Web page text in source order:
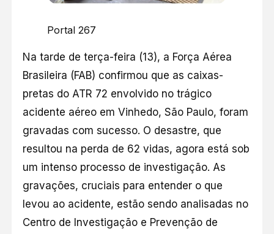
Portal 267
Na tarde de terça-feira (13), a Força Aérea
Brasileira (FAB) confirmou que as caixas-
pretas do ATR 72 envolvido no trágico
acidente aéreo em Vinhedo, São Paulo, foram
gravadas com sucesso. O desastre, que
resultou na perda de 62 vidas, agora está sob
um intenso processo de investigação. As
gravações, cruciais para entender o que
levou ao acidente, estão sendo analisadas no
Centro de Investigação e Prevenção de